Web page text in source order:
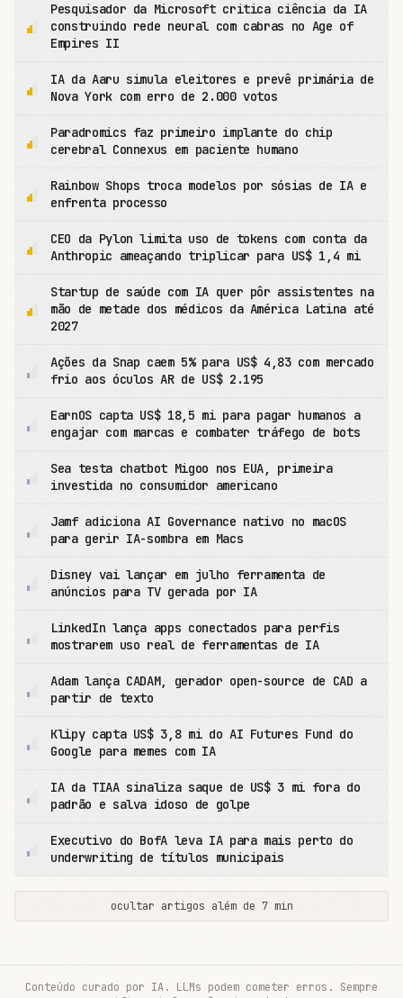
Pesquisador da Microsoft critica ciência da IA
construindo rede neural com cabras no Age of
Empires II
IA da Aaru simula eleitores e prevê primária de
Nova York com erro de 2.000 votos
Paradromics faz primeiro implante do chip
cerebral Connexus em paciente humano
Rainbow Shops troca modelos por sósias de IA e
enfrenta processo
CEO da Pylon limita uso de tokens com conta da
Anthropic ameaçando triplicar para US$ 1,4 mi
Startup de saúde com IA quer pôr assistentes na
mão de metade dos médicos da América Latina até
2027
Ações da Snap caem 5% para US$ 4,83 com mercado
frio aos óculos AR de US$ 2.195
EarnOS capta US$ 18,5 mi para pagar humanos a
engajar com marcas e combater tráfego de bots
Sea testa chatbot Migoo nos EUA, primeira
investida no consumidor americano
Jamf adiciona AI Governance nativo no macOS
para gerir IA-sombra em Macs
Disney vai lançar em julho ferramenta de
anúncios para TV gerada por IA
LinkedIn lança apps conectados para perfis
mostrarem uso real de ferramentas de IA
Adam lança CADAM, gerador open-source de CAD a
partir de texto
Klipy capta US$ 3,8 mi do AI Futures Fund do
Google para memes com IA
IA da TIAA sinaliza saque de US$ 3 mi fora do
padrão e salva idoso de golpe
Executivo do BofA leva IA para mais perto do
underwriting de títulos municipais
ocultar artigos além de 7 min
Conteúdo curado por IA. LLMs podem cometer erros. Sempre